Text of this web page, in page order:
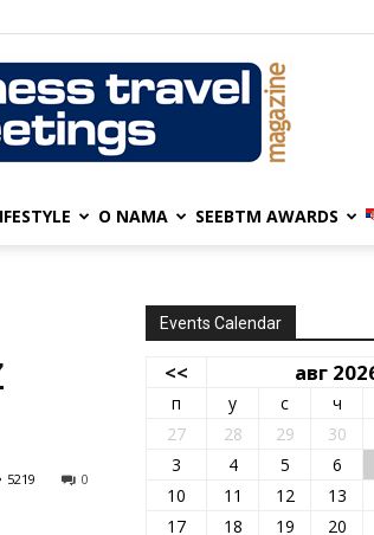
О NAMA SEEBTM AWARDS
0
5219
Events Calendar
<< авг
п у с ч
27
28 29 30
3
4 5 6
10
11 12 13
17
18 19 20